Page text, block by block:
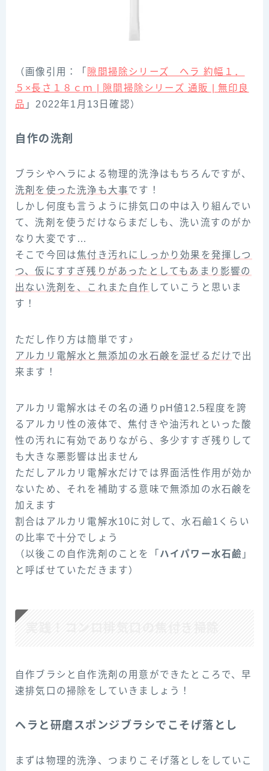
（画像引用：「 隙間掃除シリーズ ヘラ 約幅１．
５×長さ１８ｃｍ | 隙間掃除シリーズ 通販 | 無印良
品 」2022年1月13日確認）
自作の洗剤
ブラシやヘラによる物理的洗浄はもちろんですが、
洗剤を使った洗浄も大事です！
しかし何度も言うように排気口の中は入り組んでい
て、洗剤を使うだけならまだしも、洗い流すのがか
なり大変です…
そこで今回は焦付き汚れにしっかり効果を発揮しつ
つ、仮にすすぎ残りがあったとしてもあまり影響の
出ない洗剤を、これまた自作 していこうと思いま
す！
ただし作り方は簡単です♪
アルカリ電解水と無添加の水石鹸を混ぜるだけで出
来ます！
アルカリ電解水はその名の通りpH値12.5程度を誇
るアルカリ性の液体で、焦付きや油汚れといった酸
性の汚れに有効でありながら、多少すすぎ残りして
も大きな悪影響は出ません
ただしアルカリ電解水だけでは界面活性作用が効か
ないため、それを補助する意味で無添加の水石鹸を
加えます
割合はアルカリ電解水10に対して、水石鹼1くらい
の比率で十分でしょう
（以後この自作洗剤のことを「 ハイパワー水石鹼 」
と呼ばせていただきます）
自作ブラシと自作洗剤の用意ができたところで、早
速排気口の掃除をしていきましょう！
ヘラと研磨スポンジブラシでこそげ落とし
まずは物理的洗浄、つまりこそげ落としをしていこ